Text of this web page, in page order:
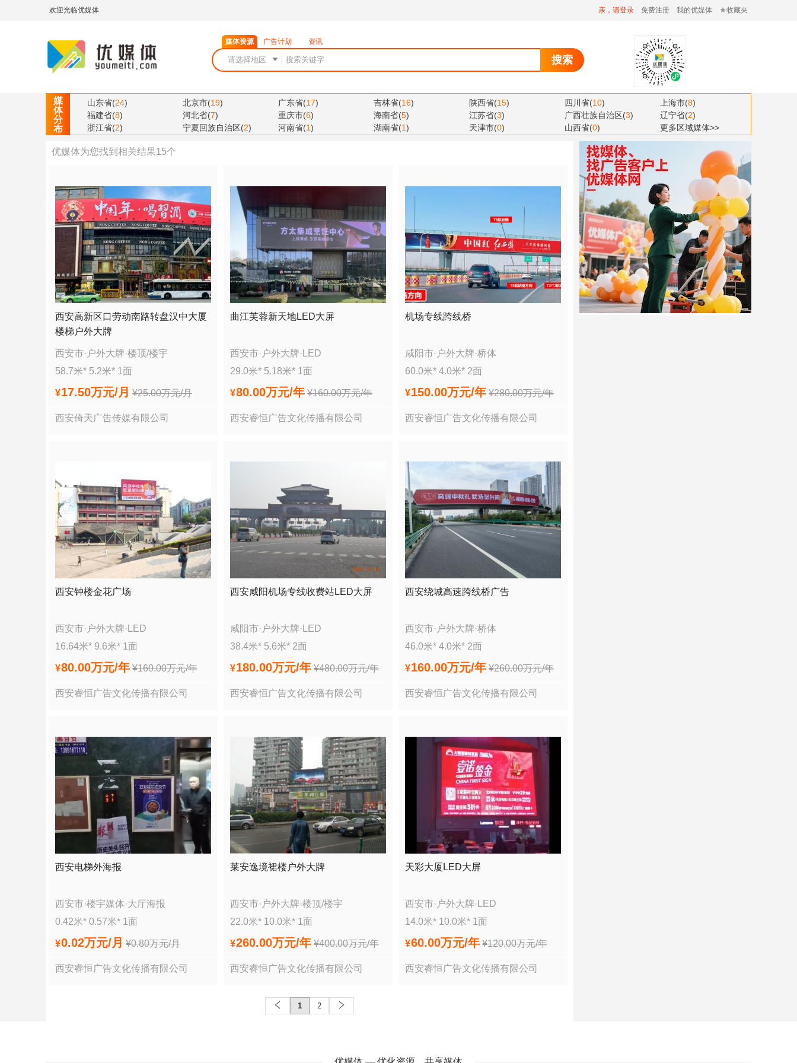
欢迎光临优媒体 亲，请登录 免费注册 我的优媒体 收藏夹
媒体资源 广告计划 资讯
搜索
媒
体
分
布
山东省(24) 北京市(19) 广东省(17) 吉林省(16) 陕西省(15) 四川省(10) 上海市(8)
福建省(8) 河北省(7) 重庆市(6) 海南省(5) 江苏省(3) 广西壮族自治区(3) 辽宁省(2)
浙江省(2) 宁夏回族自治区(2) 河南省(1) 湖南省(1) 天津市(0) 山西省(0) 更多区域媒体>>
优媒体为您找到相关结果15个
西安高新区口劳动南路转盘汉中大厦
楼梯户外大牌
西安市· 户外大牌·楼顶/楼宇
58.7米* 5.2米* 1 面
¥17.50万元/月 ¥25.00万元/月
西安倚天广告传媒有限公司
曲江芙蓉新天地LED大屏
西安市· 户外大牌· LED
29.0米* 5.18米* 1 面
¥80.00万元/年 ¥160.00万元/年
西安睿恒广告文化传播有限公司
机场专线跨线桥
咸阳市· 户外大牌·桥体
60.0米* 4.0米* 2面
¥150.00万元/年 ¥280.00万元/年
西安睿恒广告文化传播有限公司
西安钟楼金花广场
西安市· 户外大牌· LED
16.64米* 9.6米* 1 面
¥80.00万元/年 ¥160.00万元/年
西安睿恒广告文化传播有限公司
西安咸阳机场专线收费站LED大屏
咸阳市· 户外大牌· LED
38.4米* 5.6米* 2面
¥180.00万元/年 ¥480.00万元/年
西安睿恒广告文化传播有限公司
西安绕城高速跨线桥广告
西安市· 户外大牌·桥体
46.0米* 4.0米* 2面
¥160.00万元/年 ¥260.00万元/年
西安睿恒广告文化传播有限公司
西安电梯外海报
西安市·楼宇媒体·大厅海报
0.42米* 0.57米* 1 面
¥0.02万元/月 ¥0.80万元/月
西安睿恒广告文化传播有限公司
莱安逸境裙楼户外大牌
西安市· 户外大牌·楼顶/楼宇
22.0米* 10.0米* 1 面
¥260.00万元/年 ¥400.00万元/年
西安睿恒广告文化传播有限公司
天彩大厦LED大屏
西安市· 户外大牌· LED
14.0米* 10.0米* 1 面
¥60.00万元/年 ¥120.00万元/年
西安睿恒广告文化传播有限公司
1 2